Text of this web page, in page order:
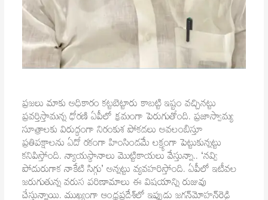
ప్రజలు మాకు అధికారం కట్టబెట్టారు కాబట్టి ఇష్టం వచ్చినట్టు
ప్రవర్తిస్తామన్న ధోరణి ఏపీలో క్రమంగా పెరుగుతోంది. ప్రజాస్వామ్య
సూత్రాలకు విరుద్ధంగా నిరంకుశ పోకడలు అవలంబిస్తూ
ప్రతిపక్షాలను ఏదో రకంగా హింసిండమే లక్ష్యంగా పెట్టుకున్నట్టు
కనిపిస్తోంది. న్యాయస్థానాలు మొట్టికాయలు వేస్తున్నా.. ‘నవ్వి
పోదురుగాక నాకేటి సిగ్గు’ అన్నట్టు వ్యవహరిస్తోంది. ఏపీలో ఇటీవల
జరుగుతున్న వరుస పరిణామాలు ఈ విషయాన్ని రుజువు